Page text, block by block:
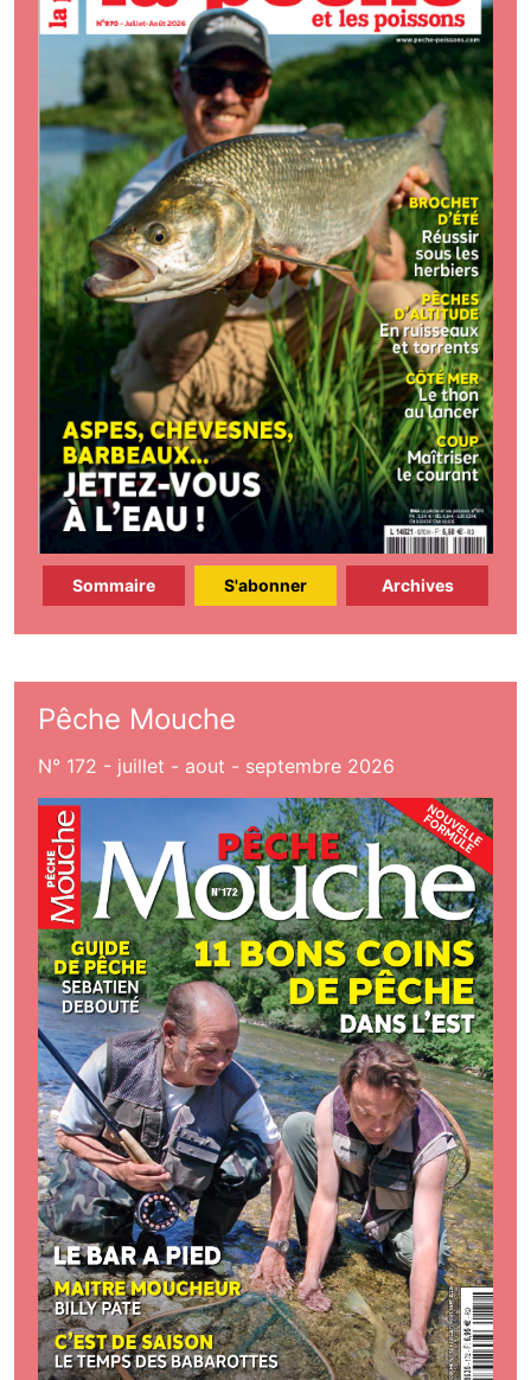
Sommaire S'abonner Archives
Pêche Mouche
N° 172 - juillet - aout - septembre 2026